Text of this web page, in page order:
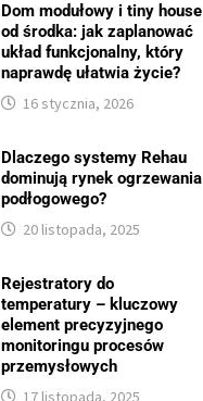
Dom modułowy i tiny house
od środka: jak zaplanować
układ funkcjonalny, który
naprawdę ułatwia życie?
16 stycznia, 2026
Dlaczego systemy Rehau
dominują rynek ogrzewania
podłogowego?
20 listopada, 2025
Rejestratory do
temperatury – kluczowy
element precyzyjnego
monitoringu procesów
przemysłowych
17 listopada, 2025